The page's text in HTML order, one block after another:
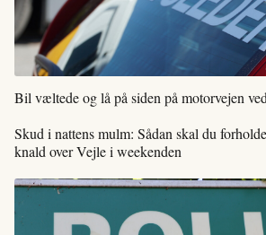
Bil væltede og lå på siden på motorvejen
Skud i nattens mulm: Sådan skal du
knald over Vejle i weekenden